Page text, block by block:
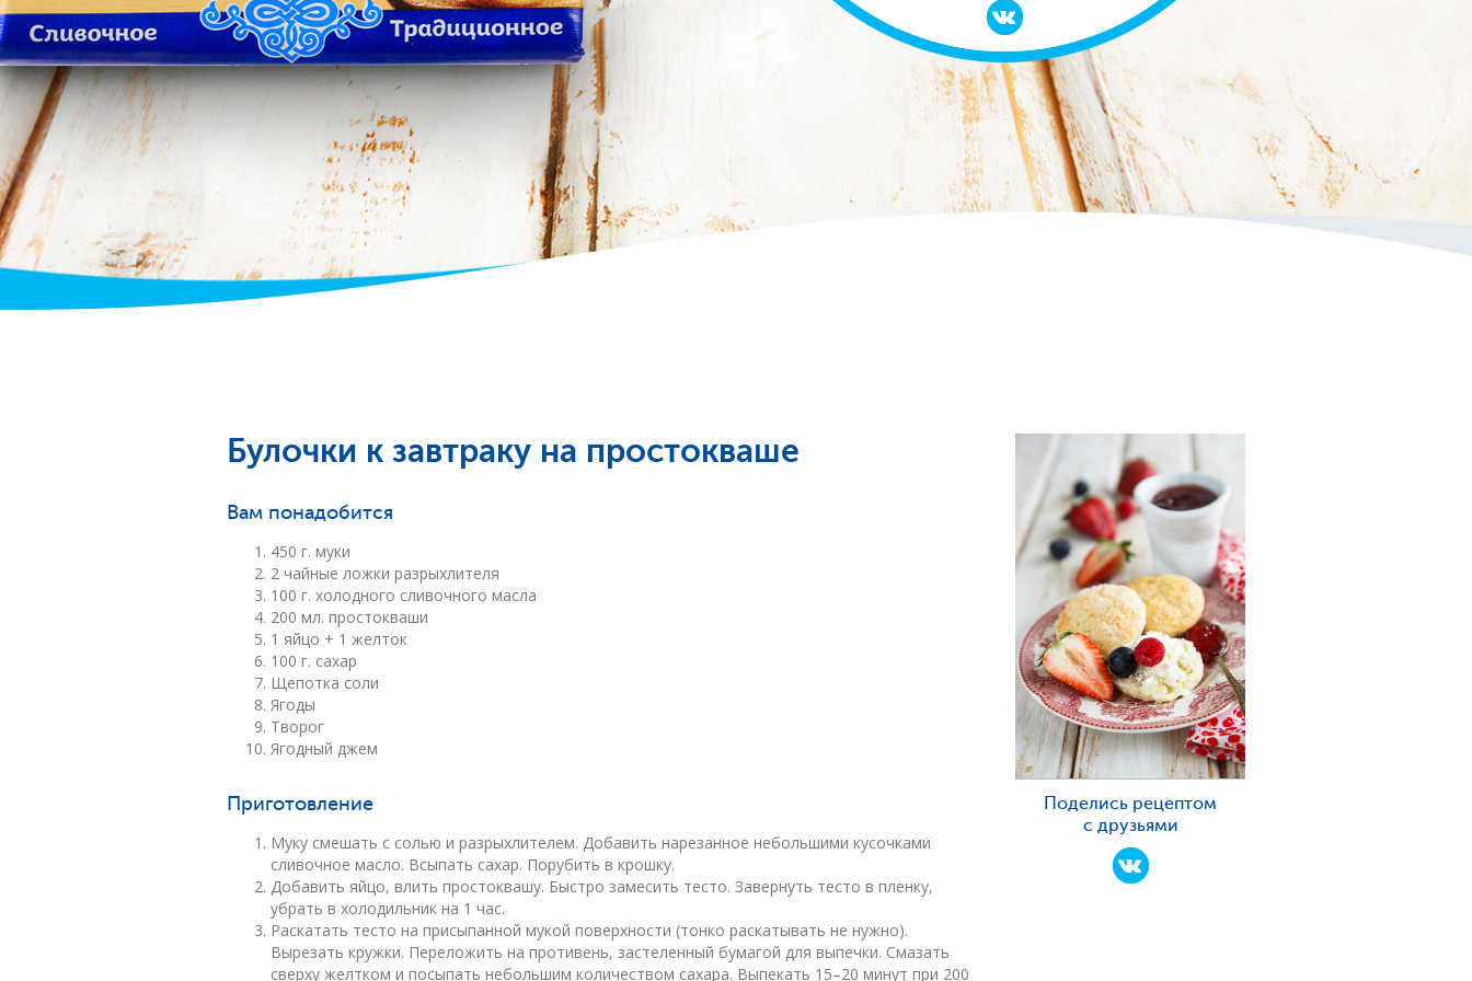
Булочки к завтраку на простокваше
Вам понадобится
450 г. муки
2 чайные ложки разрыхлителя
100 г. холодного сливочного масла
200 мл. простокваши
1 яйцо + 1 желток
100 г. сахар
Щепотка соли
Ягоды
Творог
Ягодный джем
Приготовление
Муку смешать с солью и разрыхлителем. Добавить нарезанное небольшими кусочками
сливочное масло. Всыпать сахар. Порубить в крошку.
Добавить яйцо, влить простоквашу. Быстро замесить тесто. Завернуть тесто в пленку,
убрать в холодильник на 1 час.
Раскатать тесто на присыпанной мукой поверхности (тонко раскатывать не нужно).
Вырезать кружки. Переложить на противень, застеленный бумагой для выпечки. Смазать
сверху желтком и посыпать небольшим количеством сахара. Выпекать 15–20 минут при 200
Поделись рецептом
с друзьями